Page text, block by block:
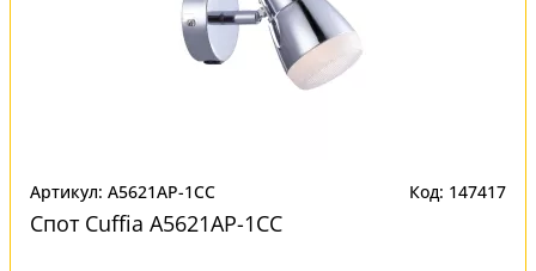
Артикул: A5621AP-1CC Код: 147417
Спот Cuffia A5621AP-1CC